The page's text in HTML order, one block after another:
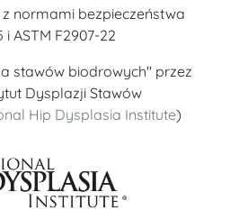
normami bezpieczeństwa
i ASTM F2907-22
stawów biodrowych" przez
Dysplazji Stawów
Hip Dysplasia Institute)